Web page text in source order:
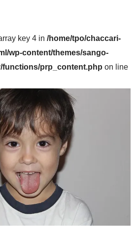
key 4 in /home/tpo/chaccari-
wp-content/themes/sango-
functions/prp_content.php on line